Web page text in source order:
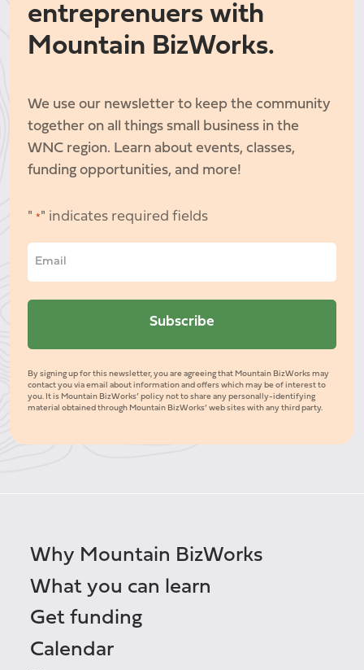
entreprenuers with
Mountain BizWorks.
We use our newsletter to keep the community
together on all things small business in the
WNC region. Learn about events, classes,
funding opportunities, and more!
" *" indicates required fields
By signing up for this newsletter, you are agreeing that Mountain BizWorks may
contact you via email about information and offers which may be of interest to
you. It is Mountain BizWorks’ policy not to share any personally-identifying
material obtained through Mountain BizWorks’ web sites with any third party.
Why Mountain BizWorks
What you can learn
Get funding
Calendar